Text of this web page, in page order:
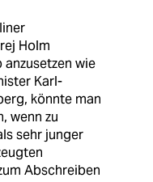
Holm
wie
Karl-
könnte man
wenn zu
sehr junger
Abschreiben